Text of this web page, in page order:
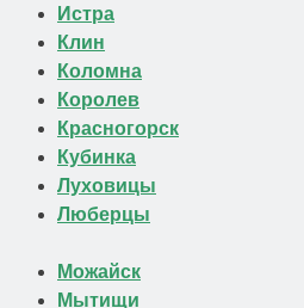
Истра
Клин
Коломна
Королев
Красногорск
Кубинка
Луховицы
Люберцы
Можайск
Мытищи